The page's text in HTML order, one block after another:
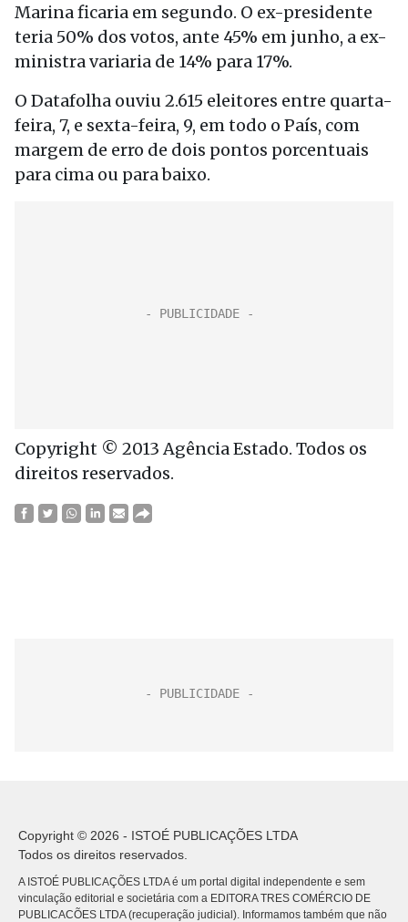
Marina ficaria em segundo. O ex-presidente
teria 50% dos votos, ante 45% em junho, a ex-
ministra variaria de 14% para 17%.
O Datafolha ouviu 2.615 eleitores entre quarta-
feira, 7, e sexta-feira, 9, em todo o País, com
margem de erro de dois pontos porcentuais
para cima ou para baixo.
Copyright © 2013 Agência Estado. Todos os
direitos reservados.
Copyright © 2026 - ISTOÉ PUBLICAÇÕES LTDA
Todos os direitos reservados.
A ISTOÉ PUBLICAÇÕES LTDA é um portal digital independente e sem
vinculação editorial e societária com a EDITORA TRES COMÉRCIO DE
PUBLICACÕES LTDA (recuperação judicial). Informamos também que não